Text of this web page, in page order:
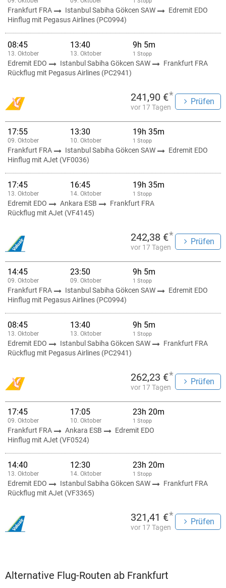
Frankfurt FRA Istanbul Sabiha Gökcen SAW
Edremit EDO
Hinflug mit Pegasus Airlines (PC0994)
08:45
13. Oktober
13:40
13. Oktober
9h 5m
1 Stopp
Edremit EDO Istanbul Sabiha Gökcen SAW
Frankfurt FRA
Rückflug mit Pegasus Airlines (PC2941)
241,90 €*
vor 17 Tagen
Prüfen
17:55
09. Oktober
13:30
10. Oktober
19h 35m
1 Stopp
Frankfurt FRA Istanbul Sabiha Gökcen SAW
Edremit EDO
Hinflug mit AJet (VF0036)
17:45
13. Oktober
16:45
14. Oktober
19h 35m
1 Stopp
Edremit EDO Ankara ESB
Frankfurt FRA
Rückflug mit AJet (VF4145)
242,38 €*
vor 17 Tagen
Prüfen
14:45
09. Oktober
23:50
09. Oktober
9h 5m
1 Stopp
Frankfurt FRA Istanbul Sabiha Gökcen SAW
Edremit EDO
Hinflug mit Pegasus Airlines (PC0994)
08:45
13. Oktober
13:40
13. Oktober
9h 5m
1 Stopp
Edremit EDO Istanbul Sabiha Gökcen SAW
Frankfurt FRA
Rückflug mit Pegasus Airlines (PC2941)
262,23 €*
vor 17 Tagen
Prüfen
17:45
09. Oktober
17:05
10. Oktober
23h 20m
1 Stopp
Frankfurt FRA Ankara ESB
Edremit EDO
Hinflug mit AJet (VF0524)
14:40
13. Oktober
12:30
14. Oktober
23h 20m
1 Stopp
Edremit EDO Istanbul Sabiha Gökcen SAW
Frankfurt FRA
Rückflug mit AJet (VF3365)
321,41 €*
vor 17 Tagen
Prüfen
Alternative Flug-Routen ab Frankfurt